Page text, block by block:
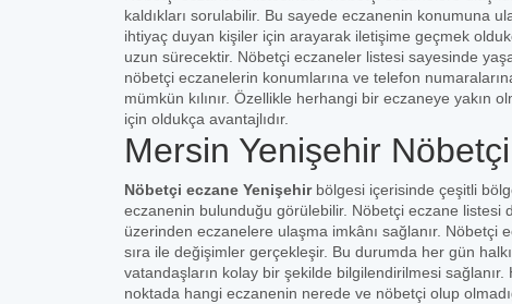
kaldıkları sorulabilir. Bu sayede eczanenin konumuna
ihtiyaç duyan kişiler için arayarak iletişime geçmek
uzun sürecektir. Nöbetçi eczaneler listesi sayesinde
nöbetçi eczanelerin konumlarına ve telefon
mümkün kılınır. Özellikle herhangi bir eczaneye yakın
için oldukça avantajlıdır.
Mersin Yenişehir
Nöbetçi eczane Yenişehirbölgesi içerisinde çeşitli
eczanenin bulunduğu görülebilir. Nöbetçi eczane
üzerinden eczanelere ulaşma imkânı sağlanır. Nöbetçi
sıra ile değişimler gerçekleşir. Bu durumda her gün
vatandaşların kolay bir şekilde bilgilendirilmesi
noktada hangi eczanenin nerede ve nöbetçi olup